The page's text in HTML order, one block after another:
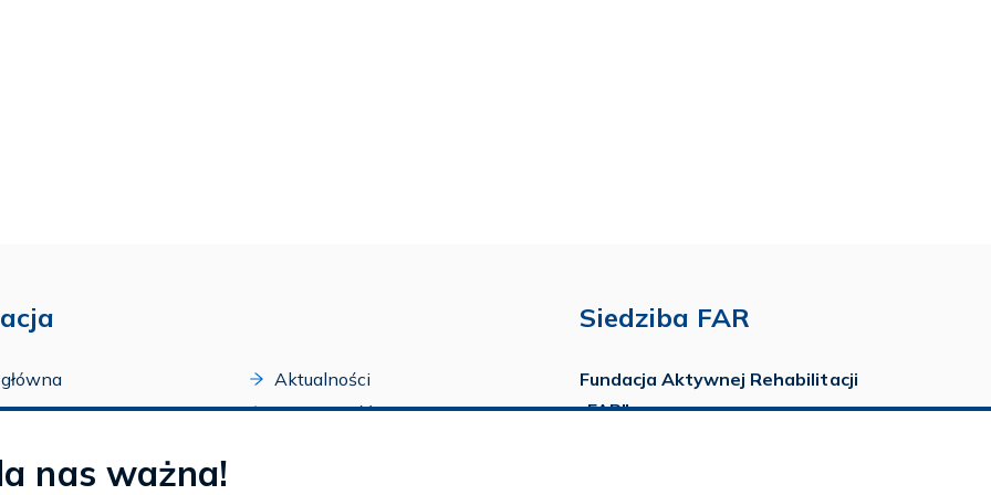
programy
Aktualności
Dostępność
Siedziba FAR
Fundacja Aktywnej Rehabilitacji
„FAR”
nas ważna!